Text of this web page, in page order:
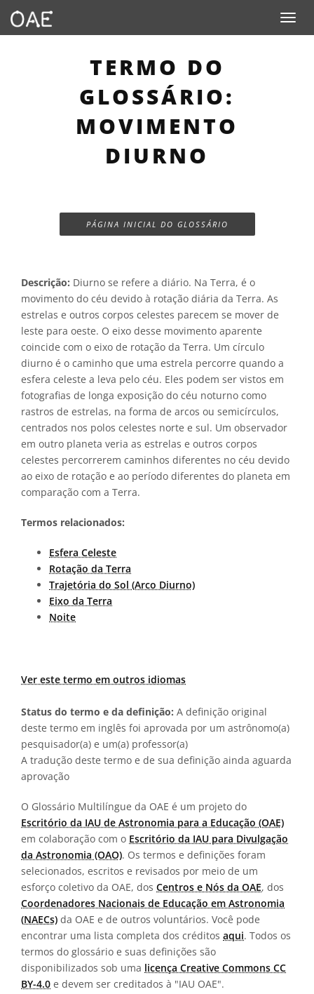
Toggle
TERMO DO
GLOSSÁRIO:
MOVIMENTO
DIURNO
PÁGINA INICIAL DO GLOSSÁRIO
Descrição: Diurno se refere a diário. Na Terra, é o
movimento do céu devido à rotação diária da Terra. As
estrelas e outros corpos celestes parecem se mover de
leste para oeste. O eixo desse movimento aparente
coincide com o eixo de rotação da Terra. Um círculo
diurno é o caminho que uma estrela percorre quando a
esfera celeste a leva pelo céu. Eles podem ser vistos em
fotografias de longa exposição do céu noturno como
rastros de estrelas, na forma de arcos ou semicírculos,
centrados nos polos celestes norte e sul. Um observador
em outro planeta veria as estrelas e outros corpos
celestes percorrerem caminhos diferentes no céu devido
ao eixo de rotação e ao período diferentes do planeta em
comparação com a Terra.
Termos relacionados:
Esfera Celeste
Rotação da Terra
Trajetória do Sol (Arco Diurno)
Eixo da Terra
Noite
Ver este termo em outros idiomas
Status do termo e da definição: A definição original
deste termo em inglês foi aprovada por um astrônomo(a)
pesquisador(a) e um(a) professor(a)
A tradução deste termo e de sua definição ainda aguarda
aprovação
O Glossário Multilíngue da OAE é um projeto do
Escritório da IAU de Astronomia para a Educação (OAE)
em colaboração com o Escritório da IAU para Divulgação
da Astronomia (OAO). Os termos e definições foram
selecionados, escritos e revisados por meio de um
esforço coletivo da OAE, dos Centros e Nós da OAE, dos
Coordenadores Nacionais de Educação em Astronomia
(NAECs) da OAE e de outros voluntários. Você pode
encontrar uma lista completa dos créditos aqui. Todos os
termos do glossário e suas definições são
disponibilizados sob uma licença Creative Commons CC
BY-4.0 e devem ser creditados à "IAU OAE".